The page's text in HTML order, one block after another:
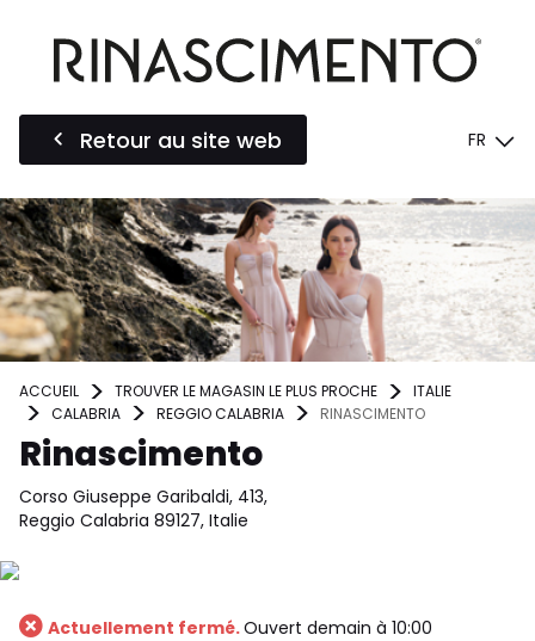
Retour au site web FR
ACCUEIL TROUVER LE MAGASIN LE PLUS PROCHE
ITALIE
CALABRIA
REGGIO CALABRIA RINASCIMENTO
Rinascimento
Corso Giuseppe Garibaldi, 413,
Reggio Calabria 89127, Italie
Actuellement fermé.Ouvert demain à 10:00